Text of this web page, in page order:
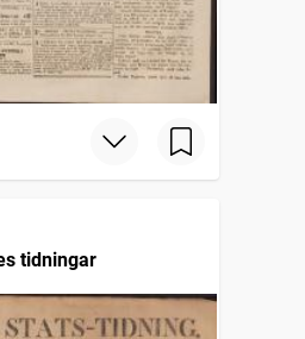
tidningar